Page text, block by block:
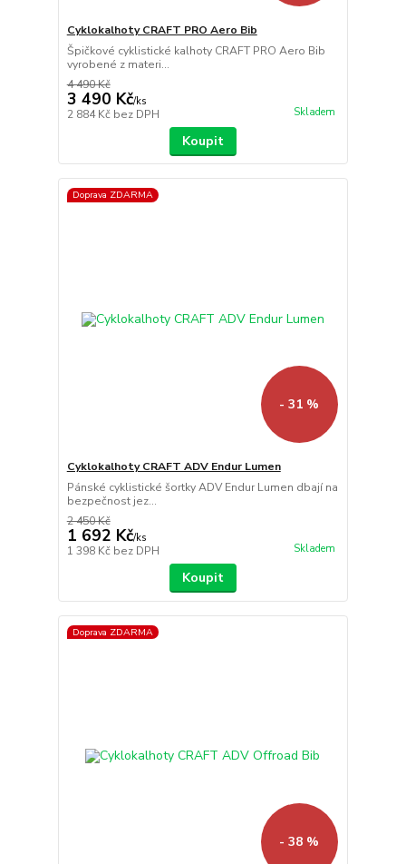
Cyklokalhoty CRAFT PRO Aero Bib
Špičkové cyklistické kalhoty CRAFT PRO Aero Bib
vyrobené z materi...
4 490 Kč
3 490 Kč/ks
2 884 Kč bez DPH Skladem
Koupit
Doprava ZDARMA
- 31 %
Cyklokalhoty CRAFT ADV Endur Lumen
Pánské cyklistické šortky ADV Endur Lumen dbají na
bezpečnost jez...
2 450 Kč
1 692 Kč/ks
1 398 Kč bez DPH Skladem
Koupit
Doprava ZDARMA
- 38 %